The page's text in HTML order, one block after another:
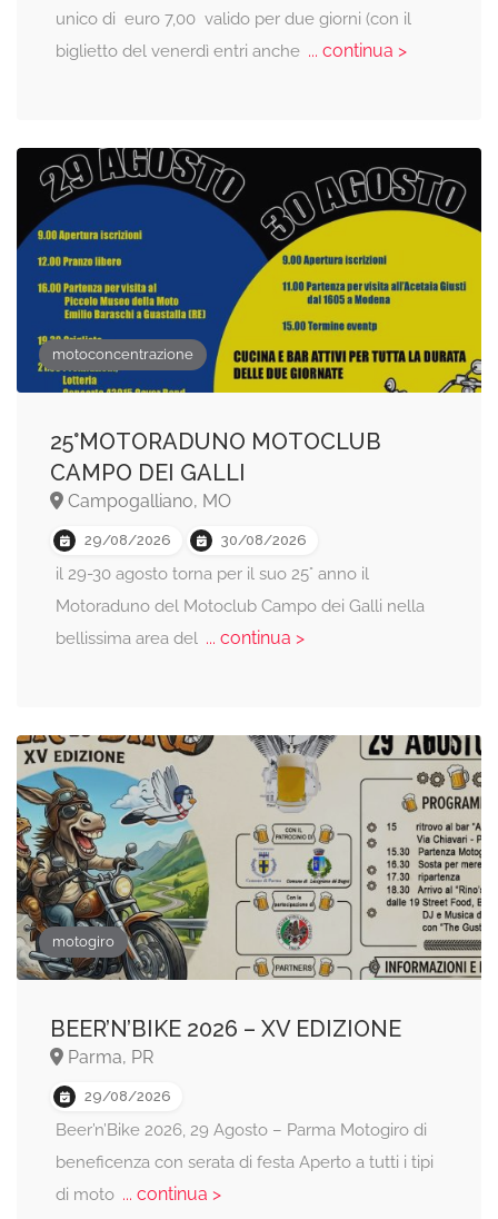
unico di euro 7,00 valido per due giorni (con il
biglietto del venerdì entri anche... continua >
motoconcentrazione
25°MOTORADUNO MOTOCLUB
CAMPO DEI GALLI
Campogalliano, MO
29/08/2026 30/08/2026
il 29-30 agosto torna per il suo 25° anno il
Motoraduno del Motoclub Campo dei Galli nella
bellissima area del... continua >
motogiro
BEER’N’BIKE 2026 – XV EDIZIONE
Parma, PR
29/08/2026
Beer’n’Bike 2026, 29 Agosto – Parma Motogiro di
beneficenza con serata di festa Aperto a tutti i tipi
di moto... continua >